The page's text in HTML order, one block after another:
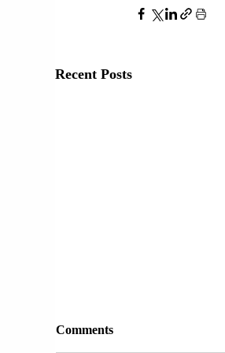
Recent Posts
LAGJJA “NR. 13”;
| FLORANT SINANAJ
Comments